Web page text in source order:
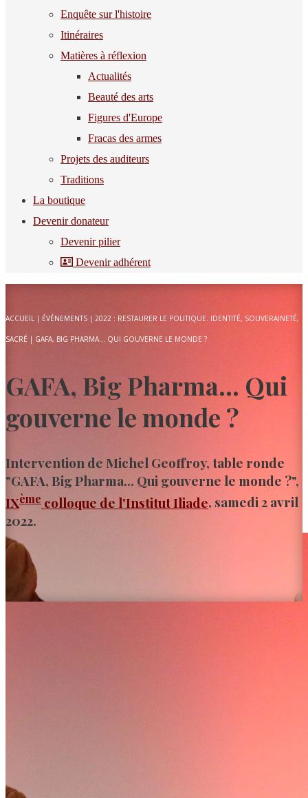
Enquête sur l'histoire
Itinéraires
Matières à réflexion
Actualités
Beauté des arts
Figures d'Europe
Fracas des armes
Projets des auditeurs
Traditions
La boutique
Devenir donateur
Devenir pilier
Devenir adhérent
ACCUEIL | ÉVÉNEMENTS | 2022 : RESTAURER LE POLITIQUE. IDENTITÉ, SOUVERAINETÉ,
SACRÉ | GAFA, BIG PHARMA… QUI GOUVERNE LE MONDE ?
GAFA, Big Pharma… Qui
gouverne le monde ?
Intervention de Michel Geoffroy, table ronde
"GAFA, Big Pharma… Qui gouverne le monde ?",
IXème colloque de l'Institut Iliade, samedi 2 avril
2022.